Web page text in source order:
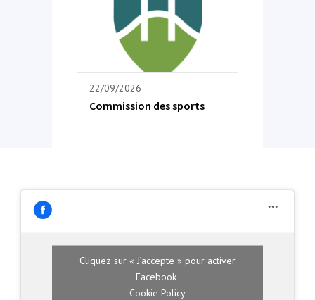
22/09/2026
Commission des sports
Cliquez sur « J’accepte » pour activer
Facebook
Cookie Policy